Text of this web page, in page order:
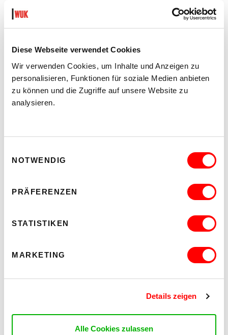
Diese Webseite verwendet Cookies
Wir verwenden Cookies, um Inhalte und Anzeigen zu
personalisieren, Funktionen für soziale Medien anbieten
zu können und die Zugriffe auf unsere Website zu
analysieren.
NOTWENDIG
PRÄFERENZEN
STATISTIKEN
MARKETING
Details zeigen
Alle Cookies zulassen
Do 3.9.2026
18.00
Barrierefrei über Lift B
MEHR LESEN
ON CHEWING SHOELACES: ART, MESS AND RADICAL KINSHIP
kex—kunsthalle exnergasse